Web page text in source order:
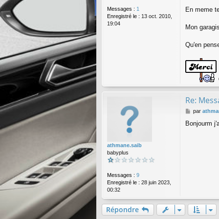
Messages : 1
Enregistré le : 13 oct. 2010,
19:04
En meme
Mon
Qu'en
athmane.saib
babyplus
Messages : 9
Enregistré le : 28 juin 2023,
00:32
Re:
M
s
par
Bonjourm
Répondre